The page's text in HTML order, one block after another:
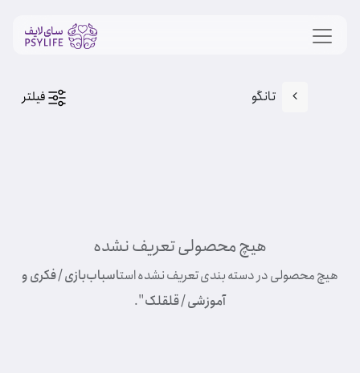
تانگو فیلتر
هیچ محصولی تعریف نشده
هیچ محصولی در دسته بندی تعریف نشده استاسباب‌بازی / فکری و
آموزشی / قلقلک".